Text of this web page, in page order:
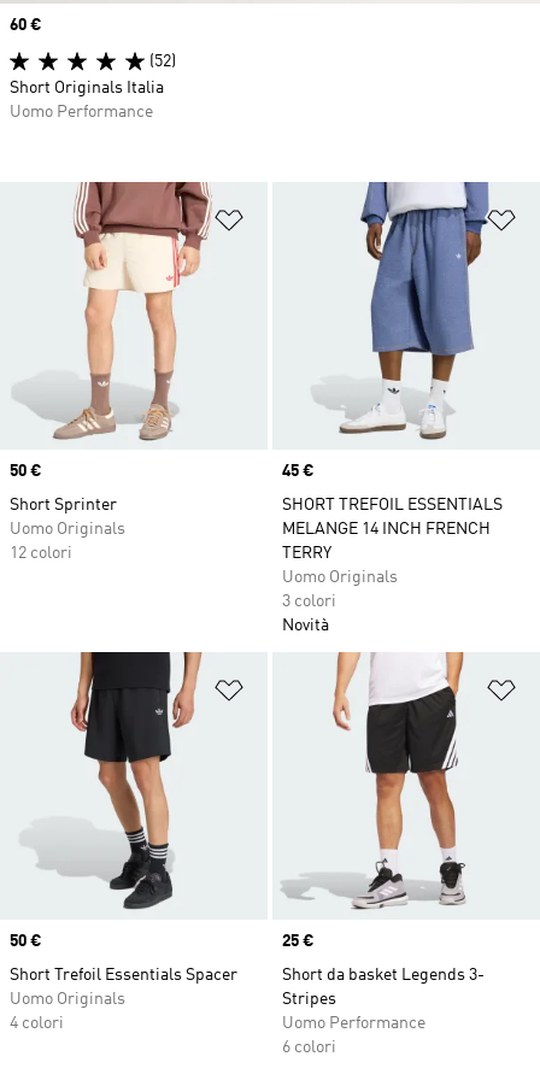
Aggiungi alla lista dei desideri
Price
50 €
Short Sprinter
Uomo Originals
12 colori
Price
45 €
SHORT TREFOIL ESSENTIALS
MELANGE 14 INCH FRENCH
TERRY
Uomo Originals
3 colori
Novità
Aggiungi alla lista dei desideri
Price
50 €
Short Trefoil Essentials Spacer
Uomo Originals
4 colori
Price
25 €
Short da basket Legends 3-
Stripes
Uomo Performance
6 colori
Price
60 €
(52)
Short Originals Italia
Uomo Performance